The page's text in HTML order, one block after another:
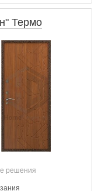
Термо
решения